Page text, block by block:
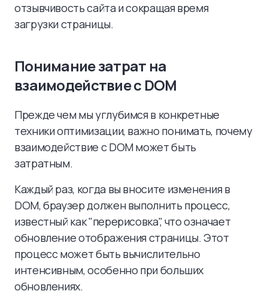
отзывчивость сайта и сокращая время
загрузки страницы.
Понимание затрат на
взаимодействие с DOM
Прежде чем мы углубимся в конкретные
техники оптимизации, важно понимать, почему
взаимодействие с DOM может быть
затратным.
Каждый раз, когда вы вносите изменения в
DOM, браузер должен выполнить процесс,
известный как "перерисовка", что означает
обновление отображения страницы. Этот
процесс может быть вычислительно
интенсивным, особенно при больших
обновлениях.